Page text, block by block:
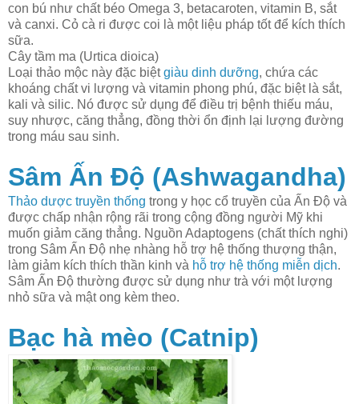
con bú như chất béo Omega 3, betacaroten, vitamin B, sắt
và canxi. Cỏ cà ri được coi là một liệu pháp tốt để kích thích
sữa.
Cây tầm ma (Urtica dioica)
Loại thảo mộc này đặc biệtgiàu dinh dưỡng, chứa các
khoáng chất vi lượng và vitamin phong phú, đặc biệt là sắt,
kali và silic. Nó được sử dụng để điều trị bệnh thiếu máu,
suy nhược, căng thẳng, đồng thời ổn định lại lượng đường
trong máu sau sinh.
Sâm Ấn Độ (Ashwagandha)
Thảo dược truyền thống trong y học cổ truyền của Ấn Độ và
được chấp nhận rộng rãi trong cộng đồng người Mỹ khi
muốn giảm căng thẳng. Nguồn Adaptogens (chất thích nghi)
trong Sâm Ấn Độ nhẹ nhàng hỗ trợ hệ thống thượng thận,
làm giảm kích thích thần kinh và hỗ trợ hệ thống miễn dịch.
Sâm Ấn Độ thường được sử dụng như trà với một lượng
nhỏ sữa và mật ong kèm theo.
Bạc hà mèo (Catnip)